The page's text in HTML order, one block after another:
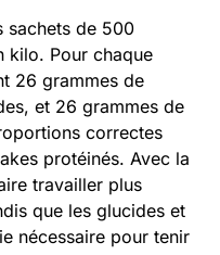
sachets de 500
kilo. Pour chaque
26 grammes de
et 26 grammes de
correctes
protéinés. Avec la
travailler plus
que les glucides et
nécessaire pour tenir